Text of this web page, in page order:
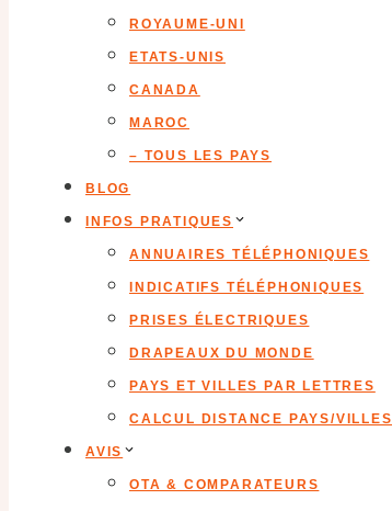
ROYAUME-UNI
ETATS-UNIS
CANADA
MAROC
– TOUS LES PAYS
BLOG
INFOS PRATIQUES
ANNUAIRES TÉLÉPHONIQUES
INDICATIFS TÉLÉPHONIQUES
PRISES ÉLECTRIQUES
DRAPEAUX DU MONDE
PAYS ET VILLES PAR LETTRES
CALCUL DISTANCE PAYS/VILLES
AVIS
OTA & COMPARATEURS